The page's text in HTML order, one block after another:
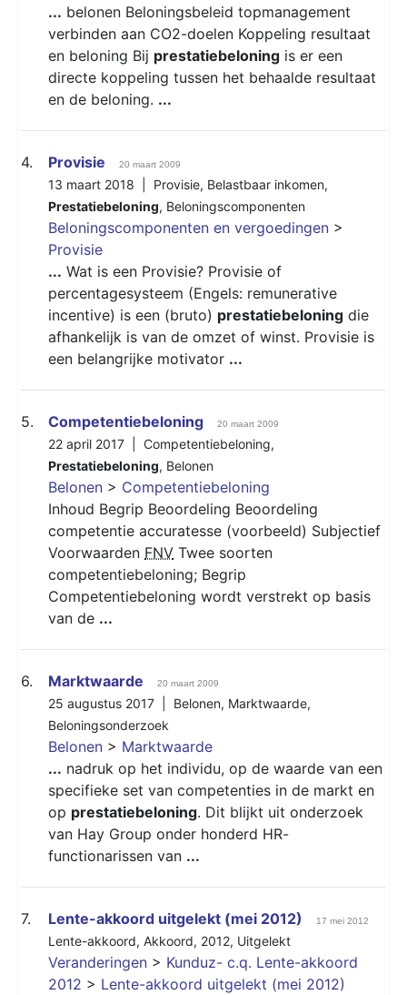
... belonen Beloningsbeleid topmanagement
verbinden aan CO2-doelen Koppeling resultaat
en beloning Bij prestatiebeloning is er een
directe koppeling tussen het behaalde resultaat
en de beloning. ...
4. Provisie 20 maart 2009
13 maart 2018 | Provisie, Belastbaar inkomen,
Prestatiebeloning, Beloningscomponenten
Beloningscomponenten en vergoedingen >
Provisie
... Wat is een Provisie? Provisie of
percentagesysteem (Engels: remunerative
incentive) is een (bruto) prestatiebeloning die
afhankelijk is van de omzet of winst. Provisie is
een belangrijke motivator ...
5. Competentiebeloning 20 maart 2009
22 april 2017 | Competentiebeloning,
Prestatiebeloning, Belonen
Belonen > Competentiebeloning
Inhoud Begrip Beoordeling Beoordeling
competentie accuratesse (voorbeeld) Subjectief
Voorwaarden FNV Twee soorten
competentiebeloning; Begrip
Competentiebeloning wordt verstrekt op basis
van de ...
6. Marktwaarde 20 maart 2009
25 augustus 2017 | Belonen, Marktwaarde,
Beloningsonderzoek
Belonen > Marktwaarde
... nadruk op het individu, op de waarde van een
specifieke set van competenties in de markt en
op prestatiebeloning. Dit blijkt uit onderzoek
van Hay Group onder honderd HR-
functionarissen van ...
7. Lente-akkoord uitgelekt (mei 2012) 17 mei 2012
Lente-akkoord, Akkoord, 2012, Uitgelekt
Veranderingen > Kunduz- c.q. Lente-akkoord
2012 > Lente-akkoord uitgelekt (mei 2012)